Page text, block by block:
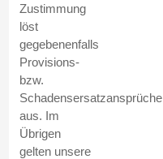
Zustimmung
löst
gegebenenfalls
Provisions-
bzw.
Schadensersatzansprüche
aus. Im
Übrigen
gelten unsere